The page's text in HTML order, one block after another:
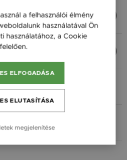
a felhasználói élmény
használatával Ön
használatához, a Cookie
ELFOGADÁSA
ELUTASÍTÁSA
megjelenítése